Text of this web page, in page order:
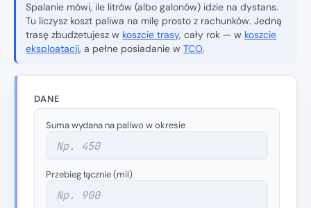
Spalanie mówi, ile litrów (albo galonów) idzie na dystans.
Tu liczysz koszt paliwa na milę prosto z rachunków. Jedną
trasę zbudżetujesz w koszcie trasy, cały rok — w koszcie
eksploatacji, a pełne posiadanie wTCO.
DANE
Suma wydana na paliwo w okresie
Przebieg łącznie (mil)